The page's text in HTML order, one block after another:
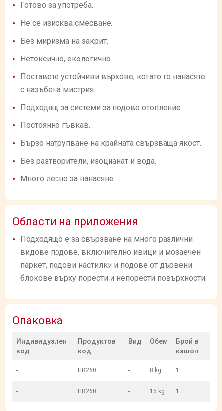
Готово за употреба.
Не се изисква смесване.
Без миризма на закрит.
Нетоксично, екологично.
Поставете устойчиви върхове, когато го нанасяте
с назъбена мистрия.
Подходящ за системи за подово отопление.
Постоянно гъвкав.
Бързо натрупване на крайната свързваща якост.
Без разтворители, изоцианат и вода.
Много лесно за нанасяне.
Области на приложения
Подходящо е за свързване на много различни
видове подове, включително ивици и мозаечен
паркет, подови настилки и подове от дървени
блокове върху порести и непорести повърхности.
Опаковка
Индивидуален
код
Продуктов
код
Вид Обем
Брой в
кашон
- HB260 - 8 kg 1
- HB260 - 15 kg 1